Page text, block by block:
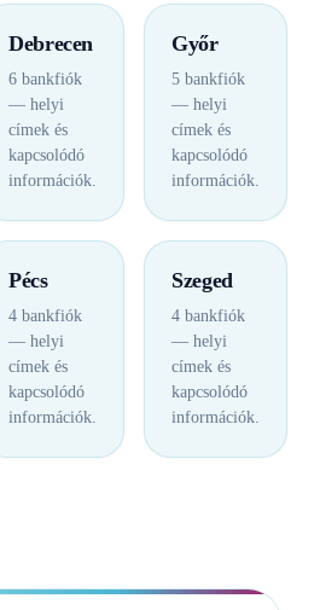
Debrecen
6 bankfiók
— helyi
címek és
kapcsolódó
információk.
Győr
5 bankfiók
— helyi
címek és
kapcsolódó
információk.
Pécs
4 bankfiók
— helyi
címek és
kapcsolódó
információk.
Szeged
4 bankfiók
— helyi
címek és
kapcsolódó
információk.